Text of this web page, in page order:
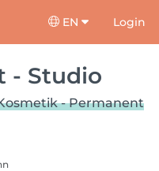
EN Login
- Studio
- Permanent